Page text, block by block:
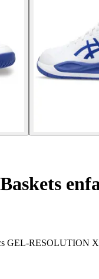
Baskets
GEL-RESOLUTION